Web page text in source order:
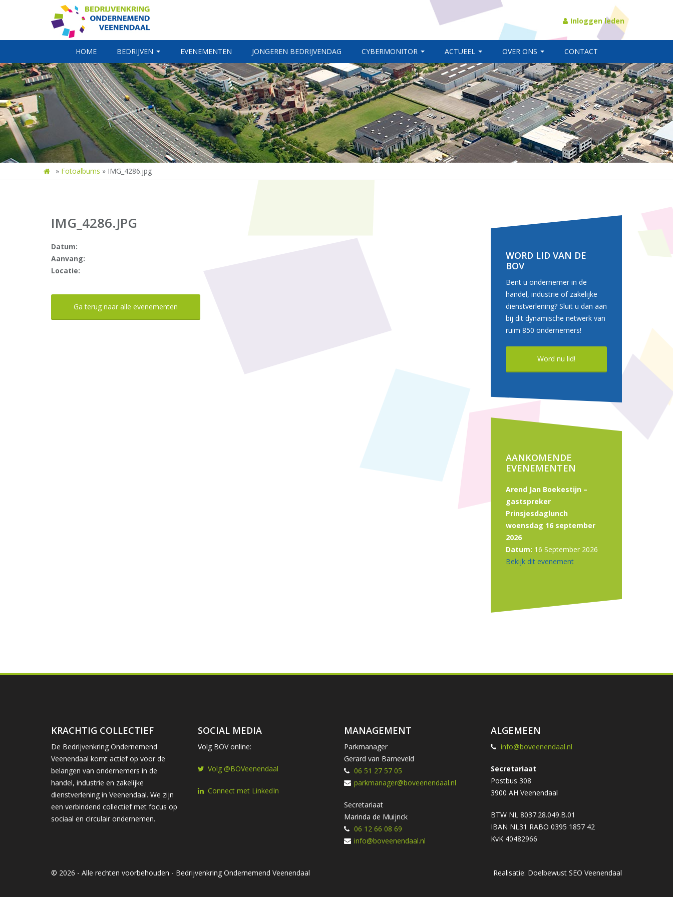
Inloggen leden
HOME BEDRIJVEN EVENEMENTEN JONGEREN BEDRIJVENDAG CYBERMONITOR ACTUEEL OVER ONS CONTACT
» Fotoalbums » IMG_4286.jpg
IMG_4286.JPG
Datum:
Aanvang:
Locatie:
Ga terug naar alle evenementen
WORD LID VAN DE
BOV
Bent u ondernemer in de
handel, industrie of zakelijke
dienstverlening? Sluit u dan aan
bij dit dynamische netwerk van
ruim 850 ondernemers!
Word nu lid!
AANKOMENDE
EVENEMENTEN
Arend Jan Boekestijn –
gastspreker
Prinsjesdaglunch
woensdag 16 september
2026
Datum: 16 September 2026
Bekijk dit evenement
KRACHTIG COLLECTIEF
De Bedrijvenkring Ondernemend
Veenendaal komt actief op voor de
belangen van ondernemers in de
handel, industrie en zakelijke
dienstverlening in Veenendaal. We zijn
een verbindend collectief met focus op
sociaal en circulair ondernemen.
SOCIAL MEDIA
Volg BOV online:
Volg @BOVeenendaal
Connect met LinkedIn
MANAGEMENT
Parkmanager
Gerard van Barneveld
06 51 27 57 05
parkmanager@boveenendaal.nl
Secretariaat
Marinda de Muijnck
06 12 66 08 69
info@boveenendaal.nl
ALGEMEEN
info@boveenendaal.nl
Secretariaat
Postbus 308
3900 AH Veenendaal
BTW NL 8037.28.049.B.01
IBAN NL31 RABO 0395 1857 42
KvK 40482966
© 2026 - Alle rechten voorbehouden - Bedrijvenkring Ondernemend Veenendaal Realisatie: Doelbewust SEO Veenendaal